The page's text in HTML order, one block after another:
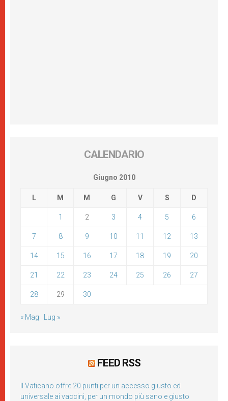
CALENDARIO
Giugno 2010
L M M G V S D
1 2 3 4 5 6
7 8 9 10 11 12 13
14 15 16 17 18 19 20
21 22 23 24 25 26 27
28 29 30
« Mag Lug »
FEED RSS
Il Vaticano offre 20 punti per un accesso giusto ed
universale ai vaccini, per un mondo più sano e giusto